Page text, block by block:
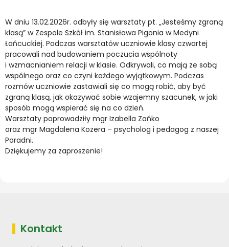
W dniu 13.02.2026r. odbyły się warsztaty pt. „Jesteśmy zgraną
klasą” w Zespole Szkół im. Stanisława Pigonia w Medyni
Łańcuckiej. Podczas warsztatów uczniowie klasy czwartej
pracowali nad budowaniem poczucia wspólnoty
i wzmacnianiem relacji w klasie. Odkrywali, co mają ze sobą
wspólnego oraz co czyni każdego wyjątkowym. Podczas
rozmów uczniowie zastawiali się co mogą robić, aby być
zgraną klasą, jak okazywać sobie wzajemny szacunek, w jaki
sposób mogą wspierać się na co dzień.
Warsztaty poprowadziły mgr Izabella Zańko
oraz mgr Magdalena Kozera – psycholog i pedagog z naszej
Poradni.
Dziękujemy za zaproszenie!
Kontakt